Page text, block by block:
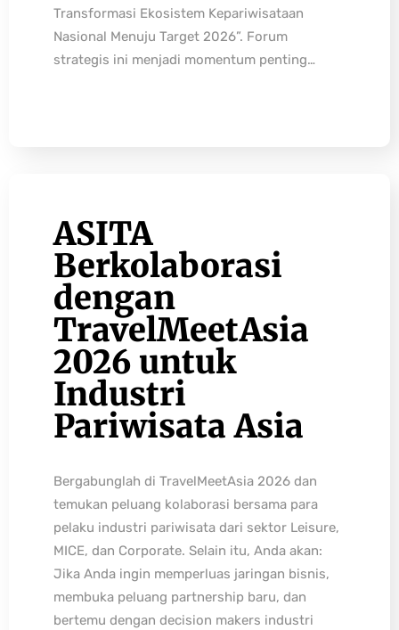
Transformasi Ekosistem Kepariwisataan
Nasional Menuju Target 2026”. Forum
strategis ini menjadi momentum penting…
ASITA
Berkolaborasi
dengan
TravelMeetAsia
2026 untuk
Industri
Pariwisata Asia
Bergabunglah di TravelMeetAsia 2026 dan
temukan peluang kolaborasi bersama para
pelaku industri pariwisata dari sektor Leisure,
MICE, dan Corporate. Selain itu, Anda akan:
Jika Anda ingin memperluas jaringan bisnis,
membuka peluang partnership baru, dan
bertemu dengan decision makers industri